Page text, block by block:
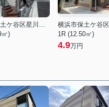
横浜市保土ケ谷区星川１丁目
㎡)
1R (12.50㎡)
4.9万円